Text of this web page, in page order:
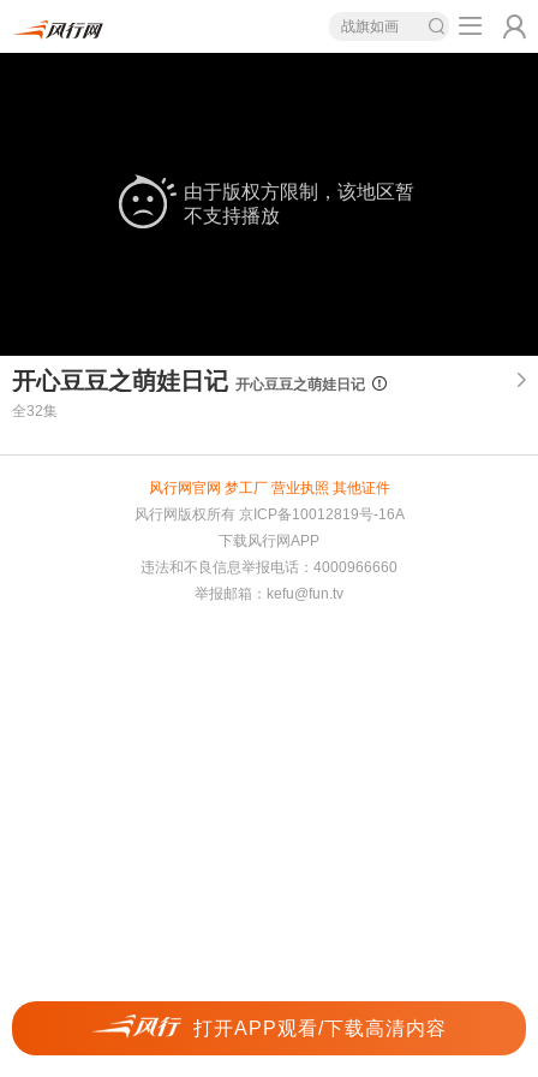
战旗如画
由于版权方限制，该地区暂
不支持播放
开心豆豆之萌娃日记 开心豆豆之萌娃日记
全32集
打开APP观看/下载高清内容
风行网官网 梦工厂 营业执照 其他证件
风行网版权所有 京ICP备10012819号-16A
下载风行网APP
违法和不良信息举报电话：4000966660
举报邮箱： kefu@fun.tv